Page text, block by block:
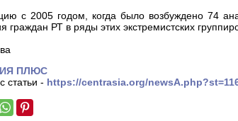
с 2005 годом, когда было возбуждено 74
граждан РТ в ряды этих экстремистских
ПЛЮС
статьи - https://centrasia.org/